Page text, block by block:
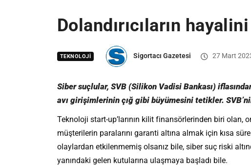
Dolandırıcıların
TEKNOLOJI Sigortacı Gazetesi 27 Mart
Siber suçlular, SVB (Silikon Vadisi Bankası)
avı girişimlerinin çığ gibi büyümesini tetikler.
Teknoloji start-up’larının kilit finansörlerinden biri olan,
müşterilerin paralarını garanti altına almak için kısa
olaylardan etkilenmemiş olsanız bile, siber suç riski
yanındaki gelen kutularına ulaşmaya başladı bile.